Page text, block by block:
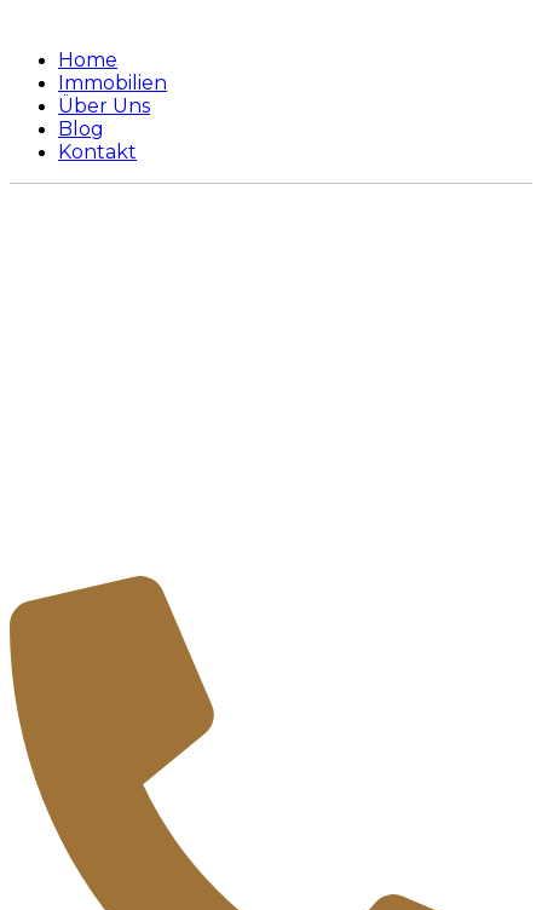
Home
Immobilien
Über Uns
Blog
Kontakt